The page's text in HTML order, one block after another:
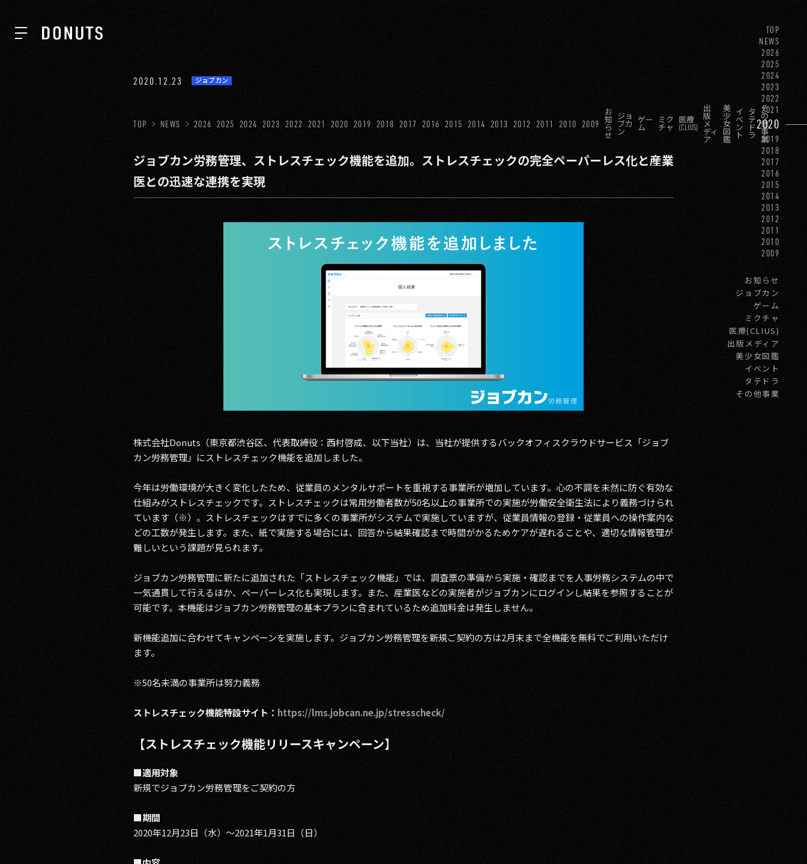
ABOUT
PRIVACY POLICY
TOP
NEWS
2026
2025
2024
2023
2022
2021
2020
2019
2018
2017
2016
2015
2014
2013
2012
2011
2010
2009
お知らせ
ジョブカン
ゲーム
ミクチャ
医療(CLIUS)
出版メディア
美少女図鑑
イベント
タテドラ
その他事業
2020.12.23 ジョブカン
TOP NEWS 2026 2025 2024 2023 2022 2021 2020 2019 2018 2017 2016 2015 2014 2013 2012 2011 2010 2009
お
知
ら
せ
ジョ
ブカ
ン
ゲー
ム
ミク
チャ
医療
(CLIUS)
出
版
メ
ディ
ア
美
少
女
図
鑑
イ
ベ
ン
ト
タ
テ
ド
ラ
そ
の
他
事
業
ジョブカン労務管理、ストレスチェック機能を追加。ストレスチェックの完全ペーパーレス化と産業
医との迅速な連携を実現
株式会社Donuts（東京都渋谷区、代表取締役：西村啓成、以下当社）は、当社が提供するバックオフィスクラウドサービス「ジョブ
カン労務管理」にストレスチェック機能を追加しました。
今年は労働環境が大きく変化したため、従業員のメンタルサポートを重視する事業所が増加しています。心の不調を未然に防ぐ有効な
仕組みがストレスチェックです。ストレスチェックは常用労働者数が50名以上の事業所での実施が労働安全衛生法により義務づけられ
ています（※）。ストレスチェックはすでに多くの事業所がシステムで実施していますが、従業員情報の登録・従業員への操作案内な
どの工数が発生します。また、紙で実施する場合には、回答から結果確認まで時間がかるためケアが遅れることや、適切な情報管理が
難しいという課題が見られます。
ジョブカン労務管理に新たに追加された「ストレスチェック機能」では、調査票の準備から実施・確認までを人事労務システムの中で
一気通貫して行えるほか、ペーパーレス化も実現します。また、産業医などの実施者がジョブカンにログインし結果を参照することが
可能です。本機能はジョブカン労務管理の基本プランに含まれているため追加料金は発生しません。
新機能追加に合わせてキャンペーンを実施します。ジョブカン労務管理を新規ご契約の方は2月末まで全機能を無料でご利用いただけ
ます。
※50名未満の事業所は努力義務
ストレスチェック機能特設サイト： https://lms.jobcan.ne.jp/stresscheck/
【ストレスチェック機能リリースキャンペーン】
■適用対象
新規でジョブカン労務管理をご契約の方
■期間
2020年12月23日（水）～2021年1月31日（日）